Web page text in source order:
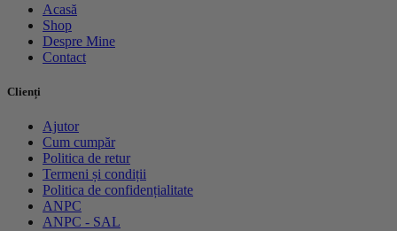
Acasă
Shop
Despre Mine
Contact
Clienți
Ajutor
Cum cumpăr
Politica de retur
Termeni și condiții
Politica de confidențialitate
ANPC
ANPC - SAL